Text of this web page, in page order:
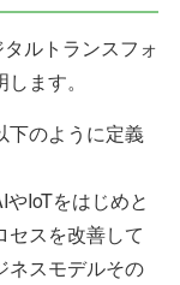
ルトランスフォ
ます。
下のように定義
IoTをはじめと
セスを改善して
ネスモデルその